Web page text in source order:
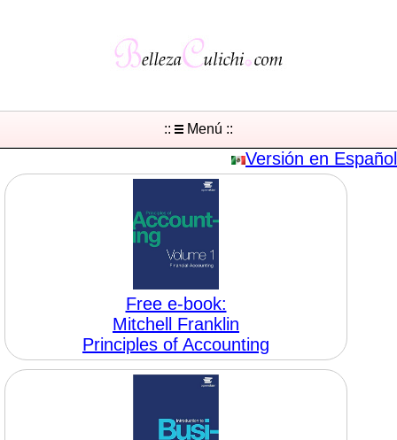
:: Menú ::
Versión en Español
Free e-book:
Mitchell Franklin
Principles of Accounting